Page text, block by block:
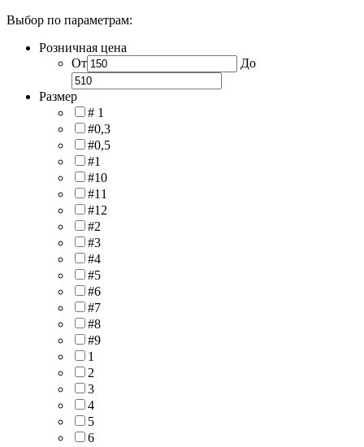
Выбор по параметрам:
Розничная цена
От
До
Размер
# 1
#0,3
#0,5
#1
#10
#11
#12
#2
#3
#4
#5
#6
#7
#8
#9
1
2
3
4
5
6